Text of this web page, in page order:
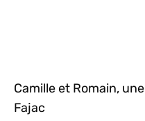
Camille et Romain,
Fajac